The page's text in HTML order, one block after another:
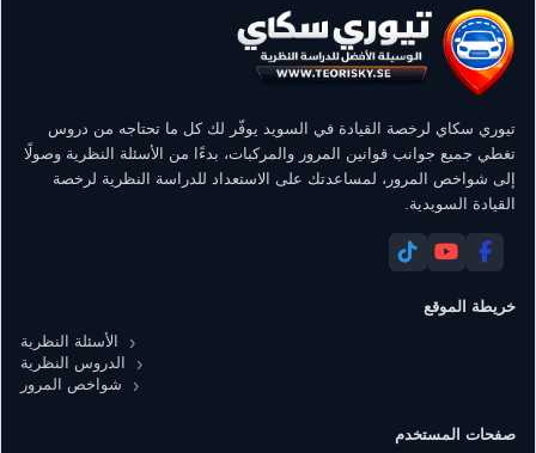
تيوري سكاي لرخصة القيادة في السويد يوفّر لك كل ما تحتاجه من دروس
تغطي جميع جوانب قوانين المرور والمركبات، بدءًا من الأسئلة النظرية وصولًا
إلى شواخص المرور، لمساعدتك على الاستعداد للدراسة النظرية لرخصة
القيادة السويدية.
خريطة الموقع
الأسئلة النظرية
الدروس النظرية
شواخص المرور
صفحات المستخدم